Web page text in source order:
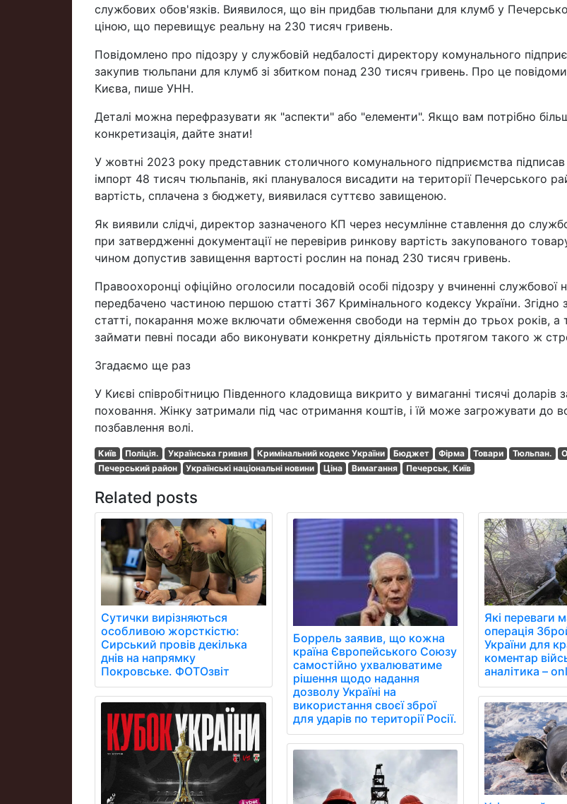
службових обов'язків. Виявилося, що він придбав тюльпани для клумб у
ціною, що перевищує реальну на 230 тисяч гривень.
Повідомлено про підозру у службовій недбалості директору комунального
закупив тюльпани для клумб зі збитком понад 230 тисяч гривень. Про це
Києва, пише УНН.
Деталі можна перефразувати як "аспекти" або "елементи". Якщо вам потрібно
конкретизація, дайте знати!
У жовтні 2023 року представник столичного комунального підприємства
імпорт 48 тисяч тюльпанів, які планувалося висадити на території Печерського
вартість, сплачена з бюджету, виявилася суттєво завищеною.
Як виявили слідчі, директор зазначеного КП через несумлінне ставлення до
при затвердженні документації не перевірив ринкову вартість закупованого
чином допустив завищення вартості рослин на понад 230 тисяч гривень.
Правоохоронці офіційно оголосили посадовій особі підозру у вчиненні службової
передбачено частиною першою статті 367 Кримінального кодексу України. Згідно з
статті, покарання може включати обмеження свободи на термін до трьох років, а
займати певні посади або виконувати конкретну діяльність протягом такого ж
Згадаємо ще раз
У Києві співробітницю Південного кладовища викрито у вимаганні тисячі доларів
поховання. Жінку затримали під час отримання коштів, і їй може загрожувати до
позбавлення волі.
Київ Поліція. Українська гривня Кримінальний кодекс України Бюджет Фірма Товари Тюльпан.
Печерський район
Українські національні новини Ціна Вимагання Печерськ, Київ
Related posts
Сутички вирізняються
особливою жорсткістю:
Сирський провів декілька
днів на напрямку
Покровське. ФОТОзвіт
Боррель заявив, що кожна
країна Європейського Союзу
самостійно ухвалюватиме
рішення щодо надання
дозволу Україні на
використання своєї зброї
для ударів по території Росії.
Які переваги
операція
України для
коментар
аналітика –